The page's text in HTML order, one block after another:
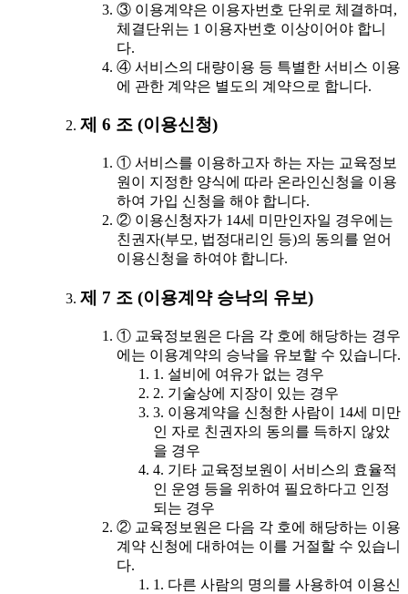
③ 이용계약은 이용자번호 단위로 체결하며,
체결단위는 1 이용자번호 이상이어야 합니
다.
④ 서비스의 대량이용 등 특별한 서비스 이용
에 관한 계약은 별도의 계약으로 합니다.
제 6 조 (이용신청)
① 서비스를 이용하고자 하는 자는 교육정보
원이 지정한 양식에 따라 온라인신청을 이용
하여 가입 신청을 해야 합니다.
② 이용신청자가 14세 미만인자일 경우에는
친권자(부모, 법정대리인 등)의 동의를 얻어
이용신청을 하여야 합니다.
제 7 조 (이용계약 승낙의 유보)
① 교육정보원은 다음 각 호에 해당하는 경우
에는 이용계약의 승낙을 유보할 수 있습니다.
1. 설비에 여유가 없는 경우
2. 기술상에 지장이 있는 경우
3. 이용계약을 신청한 사람이 14세 미만
인 자로 친권자의 동의를 득하지 않았
을 경우
4. 기타 교육정보원이 서비스의 효율적
인 운영 등을 위하여 필요하다고 인정
되는 경우
② 교육정보원은 다음 각 호에 해당하는 이용
계약 신청에 대하여는 이를 거절할 수 있습니
다.
1. 다른 사람의 명의를 사용하여 이용신